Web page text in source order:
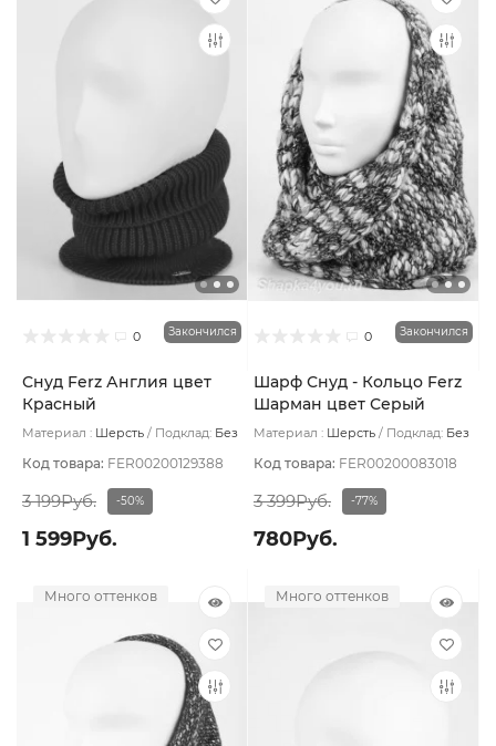
0 Закончился
Снуд Ferz Англия цвет
Красный
Материал : Шерсть Подклад: Без
Код товара: FER00200129388
3 199Руб. -50%
1 599Руб.
0 Закончился
Шарф Снуд - Кольцо Ferz
Шарман цвет Серый
Материал : Шерсть Подклад: Без
Код товара: FER00200083018
3 399Руб. -77%
780Руб.
Много оттенков Много оттенков